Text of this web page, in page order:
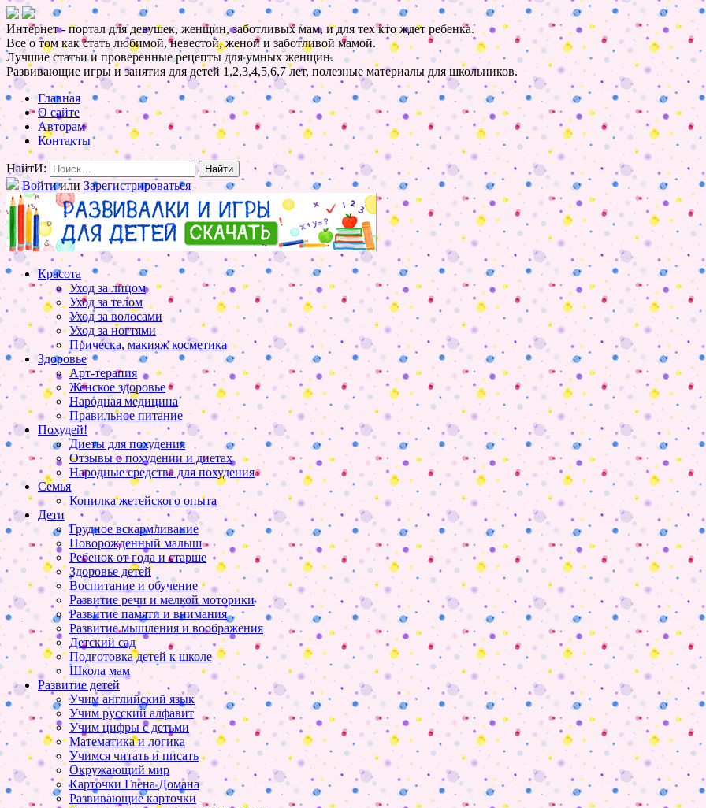
Интернет - портал для девушек, женщин, заботливых мам, и для тех кто ждет ребенка.
Все о том как стать любимой, невестой, женой и заботливой мамой.
Лучшие статьи и проверенные рецепты для умных женщин.
Развивающие игры и занятия для детей 1,2,3,4,5,6,7 лет, полезные материалы для школьников.
Главная
О сайте
Авторам
Контакты
НайтИ:
Войтиили Зарегистрироваться
Красота
Уход за лицом
Уход за телом
Уход за волосами
Уход за ногтями
Прическа, макияж косметика
Здоровье
Арт-терапия
Женское здоровье
Народная медицина
Правильное питание
Похудей!
Диеты для похудения
Отзывы о похудении и диетах
Народные средства для похудения
Семья
Копилка жетейского опыта
Дети
Грудное вскармливание
Новорожденный малыш
Ребенок от года и старше
Здоровье детей
Воспитание и обучение
Развитие речи и мелкой моторики
Развитие памяти и внимания
Развитие мышления и воображения
Детский сад
Подготовка детей к школе
Школа мам
Развитие детей
Учим английский язык
Учим русский алфавит
Учим цифры с детьми
Математика и логика
Учимся читать и писать
Окружающий мир
Карточки Глена Домана
Развивающие карточки